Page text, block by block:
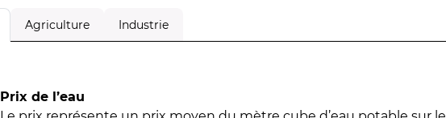
Agriculture Industrie
Prix de l’eau